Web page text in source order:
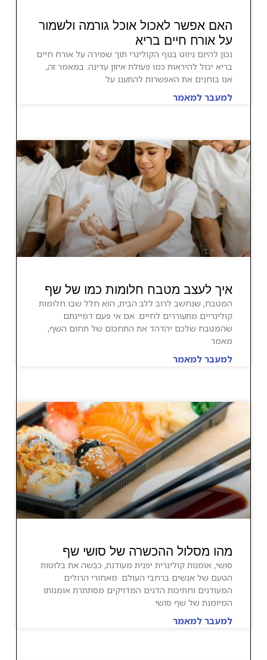
האם אפשר לאכול אוכל גורמה ולשמור
על אורח חיים בריא
נכון להיום ניווט בנוף הקולינרי תוך שמירה על אורח חיים
בריא יכול להיראות כמו פעולת איזון עדינה. במאמר זה,
אנו בוחנים את האפשרות להתענג על
למעבר למאמר
איך לעצב מטבח חלומות כמו של שף
המטבח, שנחשב לרוב ללב הבית, הוא חלל שבו חלומות
קולינריים מתעוררים לחיים. אם אי פעם דמיינתם
שהמטבח שלכם יהדהד את התחכום של תחום השף,
מאמר
למעבר למאמר
מהו מסלול ההכשרה של סושי שף
סושי, אומנות קולינרית יפנית מעודנת, כבשה את בלוטות
הטעם של אנשים ברחבי העולם. מאחורי הרולים
המעודנים וחתיכות הדגים המדויקים מסתתרת אומנותו
המיומנת של שף סושי.
למעבר למאמר